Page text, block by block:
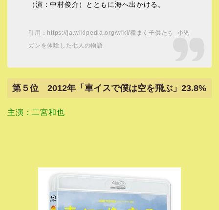
（演：中村俊介）とともに海へ出かける。
引用：https://ja.wikipedia.org/wiki/種まく子供たち_小児
ガンを体験した七人の物語
第５位 2012年「車イスで僕は空を飛ぶ」23.8%
主演：二宮和也